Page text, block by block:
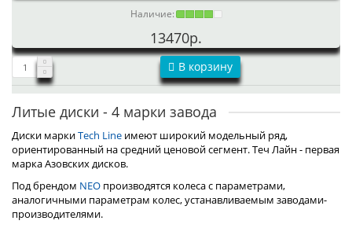
Наличие:
13470р.
В корзину
Литые диски - 4 марки завода
Диски маркиTech Line имеют широкий модельный ряд,
ориентированный на средний ценовой сегмент. Теч Лайн - первая
марка Азовских дисков.
Под брендом NEO производятся колеса с параметрами,
аналогичными параметрам колес, устанавливаемым заводами-
производителями.